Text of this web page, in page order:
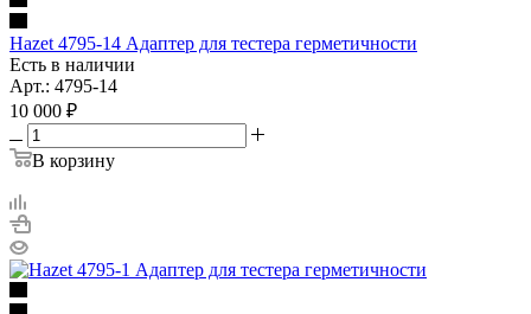
Hazet 4795-14 Адаптер для тестера герметичности
Есть в наличии
Арт.: 4795-14
10 000 ₽
В корзину